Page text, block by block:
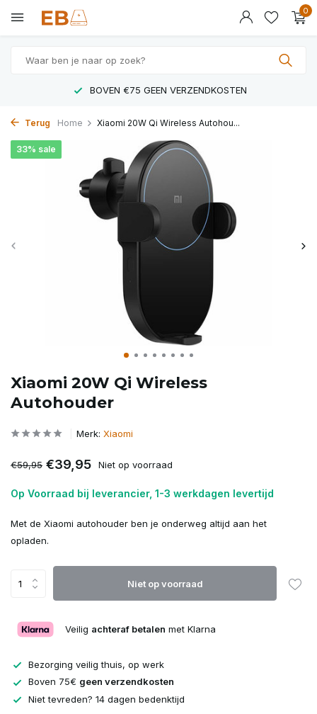
0
LAAGSTE PRIJZEN IN NEDERLAND
Terug Home Xiaomi 20W Qi Wireless Autohou...
Xiaomi 20W Qi Wireless
Autohouder
33% sale
Merk: Xiaomi
€59,95 €39,95 Niet op voorraad
Op Voorraad bij leverancier, 1-3 werkdagen levertijd
Met de Xiaomi autohouder ben je onderweg altijd aan het
opladen.
Niet op voorraad
Veilig achteraf betalen met Klarna
Bezorging veilig thuis, op werk
Boven 75€ geen verzendkosten
Niet tevreden? 14 dagen bedenktijd